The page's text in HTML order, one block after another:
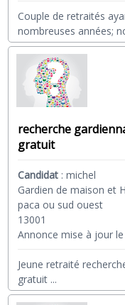
Couple de retraités
nombreuses années;
recherche
gratuit
Candidat :michel
Gardien de maison et
paca ou sud ouest
13001
Annonce mise à jour
Jeune retraité
gratuit ...